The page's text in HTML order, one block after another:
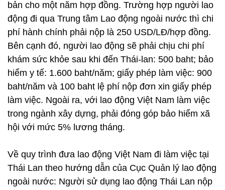
bản cho một năm hợp đồng. Trường hợp người lao
động đi qua Trung tâm Lao động ngoài nước thì chi
phí hành chính phải nộp là 250 USD/LĐ/hợp đồng.
Bên cạnh đó, người lao động sẽ phải chịu chi phí
khám sức khỏe sau khi đến Thái-lan: 500 baht; bảo
hiểm y tế: 1.600 baht/năm; giấy phép làm việc: 900
baht/năm và 100 baht lệ phí nộp đơn xin giấy phép
làm việc. Ngoài ra, với lao động Việt Nam làm việc
trong ngành xây dựng, phải đóng góp bảo hiểm xã
hội với mức 5% lương tháng.
Về quy trình đưa lao động Việt Nam đi làm việc tại
Thái Lan theo hướng dẫn của Cục Quản lý lao động
ngoài nước: Người sử dụng lao động Thái Lan nộp